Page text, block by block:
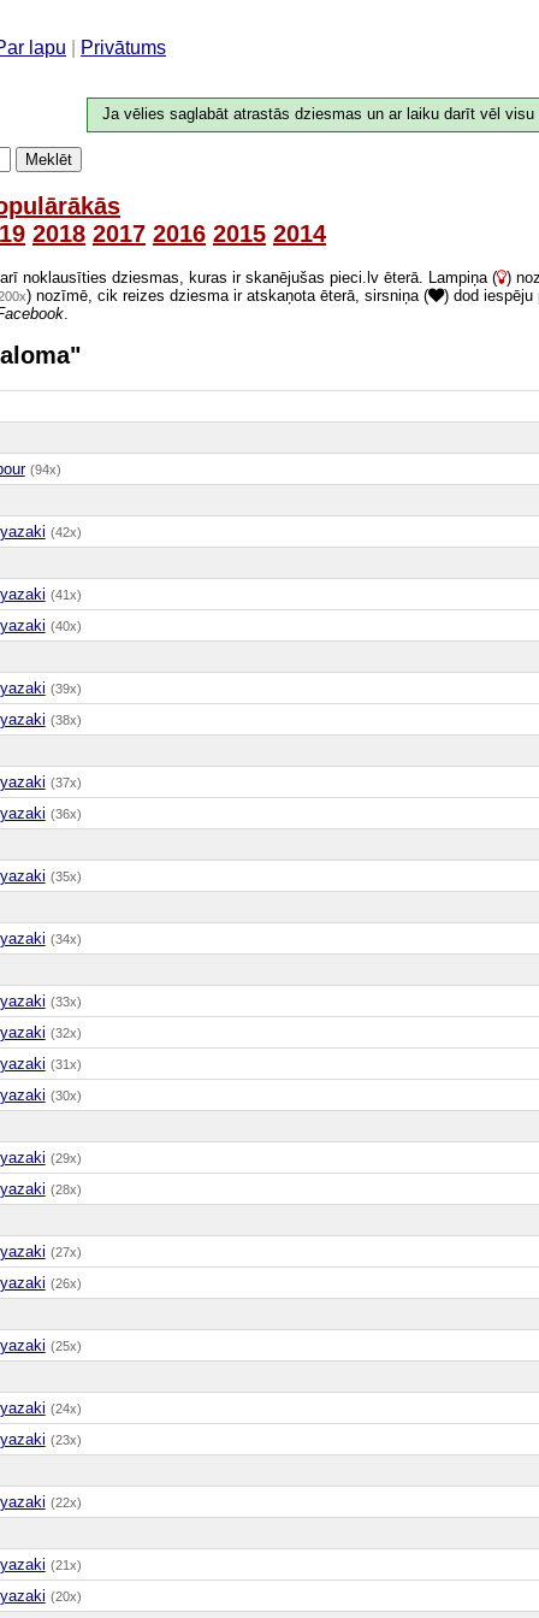
lapu Privātums
Ja vēlies saglabāt atrastās dziesmas un ar laiku darīt vēl
Meklēt
2018 2017 2016 2015 2014
noklausīties dziesmas, kuras ir skanējušas pieci.lv ēterā. Lampiņa ( )
) nozīmē, cik reizes dziesma ir atskaņota ēterā, sirsniņa (
) dod
(94x)
(42x)
(41x)
(40x)
(39x)
(38x)
(37x)
(36x)
(35x)
(34x)
(33x)
(32x)
(31x)
(30x)
(29x)
(28x)
(27x)
(26x)
(25x)
(24x)
(23x)
(22x)
(21x)
(20x)